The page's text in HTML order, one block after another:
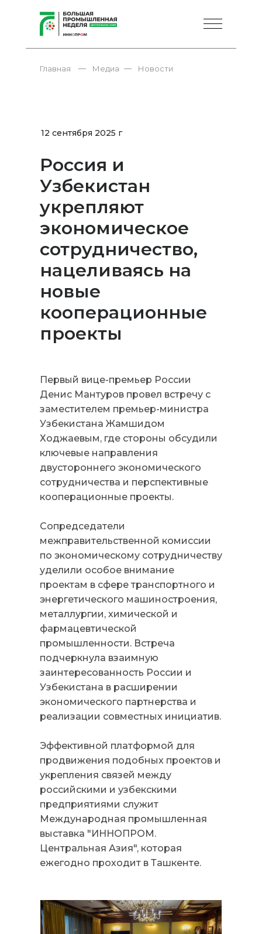
Главная Новости
— Медиа —
12 сентября 2025 г
Россия и
Узбекистан
укрепляют
экономическое
сотрудничество,
нацеливаясь на
новые
кооперационные
проекты
Первый вице-премьер России
Денис Мантуров провел встречу с
заместителем премьер-министра
Узбекистана Жамшидом
Ходжаевым, где стороны обсудили
ключевые направления
двустороннего экономического
сотрудничества и перспективные
кооперационные проекты.
Сопредседатели
межправительственной комиссии
по экономическому сотрудничеству
уделили особое внимание
проектам в сфере транспортного и
энергетического машиностроения,
металлургии, химической и
фармацевтической
промышленности. Встреча
подчеркнула взаимную
заинтересованность России и
Узбекистана в расширении
экономического партнерства и
реализации совместных инициатив.
Эффективной платформой для
продвижения подобных проектов и
укрепления связей между
российскими и узбекскими
предприятиями служит
Международная промышленная
выставка "ИННОПРОМ.
Центральная Азия", которая
ежегодно проходит в Ташкенте.